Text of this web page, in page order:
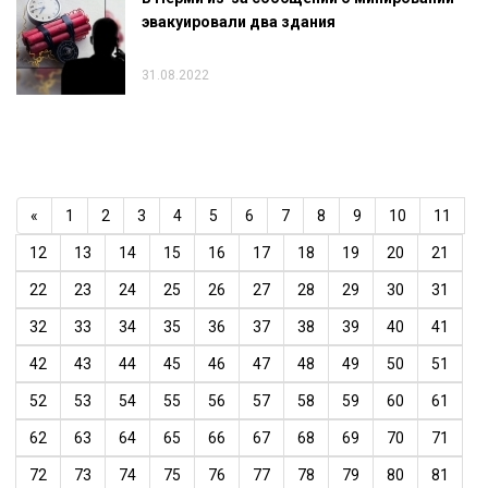
эвакуировали два здания
31.08.2022
« 1 2 3 4 5 6 7 8 9 10 11
12 13 14 15 16 17 18 19 20 21
22 23 24 25 26 27 28 29 30 31
32 33 34 35 36 37 38 39 40 41
42 43 44 45 46 47 48 49 50 51
52 53 54 55 56 57 58 59 60 61
62 63 64 65 66 67 68 69 70 71
72 73 74 75 76 77 78 79 80 81